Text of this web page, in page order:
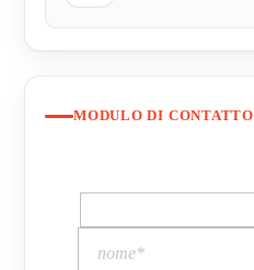
MODULO DI CONTATTO